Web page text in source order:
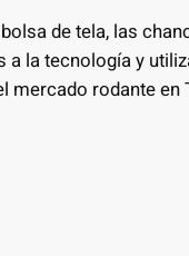
de tela, las
la tecnología y
mercado rodante en